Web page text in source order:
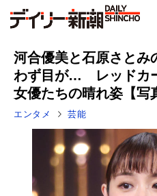
河合優美と石原さとみ
わず目が… レッドカ
女優たちの晴れ姿【写
エンタメ 芸能